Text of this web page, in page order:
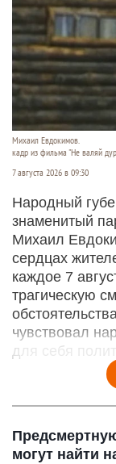
Михаил Евдокимов.
кадр из фильма "Не валяй
7 августа 2026 в 09:30
Народный
знаменитый
Михаил
сердцах
каждое 7
трагическую
чувствовал
для себя
могут найти